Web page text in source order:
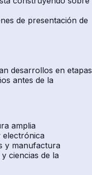
de presentación de
desarrollos en etapas
antes de la
amplia
electrónica
y manufactura
ciencias de la